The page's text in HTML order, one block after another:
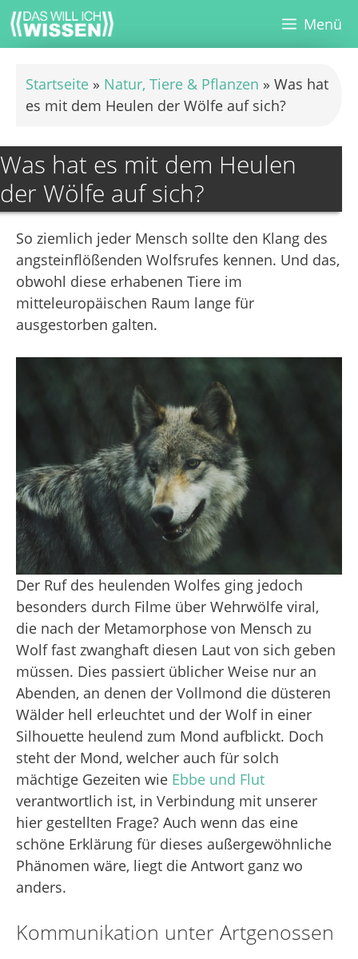
Zum
Inhalt
springen
Menü
Startseite » Natur, Tiere & Pflanzen » Was hat
es mit dem Heulen der Wölfe auf sich?
Was hat es mit dem Heulen
der Wölfe auf sich?
So ziemlich jeder Mensch sollte den Klang des
angsteinflößenden Wolfsrufes kennen. Und das,
obwohl diese erhabenen Tiere im
mitteleuropäischen Raum lange für
ausgestorben galten.
Der Ruf des heulenden Wolfes ging jedoch
besonders durch Filme über Wehrwölfe viral,
die nach der Metamorphose von Mensch zu
Wolf fast zwanghaft diesen Laut von sich geben
müssen. Dies passiert üblicher Weise nur an
Abenden, an denen der Vollmond die düsteren
Wälder hell erleuchtet und der Wolf in einer
Silhouette heulend zum Mond aufblickt. Doch
steht der Mond, welcher auch für solch
mächtige Gezeiten wie Ebbe und Flut
verantwortlich ist, in Verbindung mit unserer
hier gestellten Frage? Auch wenn das eine
schöne Erklärung für dieses außergewöhnliche
Phänomen wäre, liegt die Antwort ganz wo
anders.
Kommunikation unter Artgenossen